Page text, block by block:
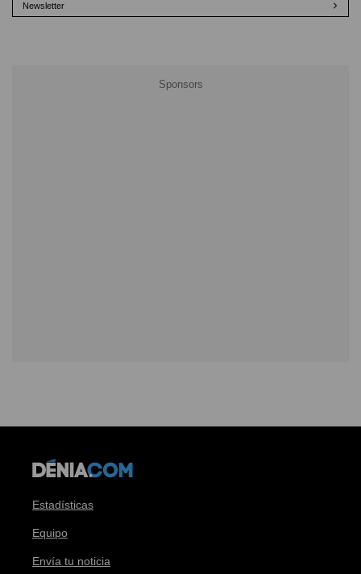
Newsletter
Estadísticas
Equipo
Envía tu noticia